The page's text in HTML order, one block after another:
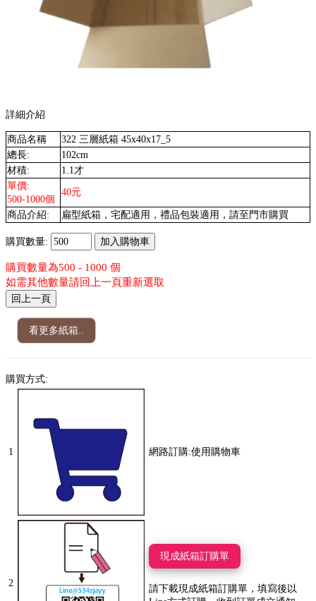
詳細介紹
商品名稱
322 三層紙箱 45x40x17_5
總長:
102cm
材積:
1.1才
單價:
500-1000個
40元
商品介紹: 扁型紙箱，宅配適用，禮品包裝適用，請至門市購買
購買數量:
購買數量為500 - 1000 個
如需其他數量請回上一頁重新選取
看更多紙箱..
購買方式:
1 網路訂購:使用購物車
2
現成紙箱訂購單
請下載現成紙箱訂購單，填寫後以